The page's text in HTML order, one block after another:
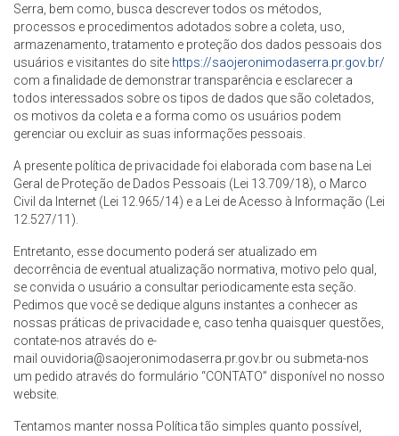
Serra, bem como, busca descrever todos os métodos,
processos e procedimentos adotados sobre a coleta, uso,
armazenamento, tratamento e proteção dos dados pessoais dos
usuários e visitantes do site https://saojeronimodaserra.pr.gov.br/
com a finalidade de demonstrar transparência e esclarecer a
todos interessados sobre os tipos de dados que são coletados,
os motivos da coleta e a forma como os usuários podem
gerenciar ou excluir as suas informações pessoais.
A presente política de privacidade foi elaborada com base na Lei
Geral de Proteção de Dados Pessoais (Lei 13.709/18), o Marco
Civil da Internet (Lei 12.965/14) e a Lei de Acesso à Informação (Lei
12.527/11).
Entretanto, esse documento poderá ser atualizado em
decorrência de eventual atualização normativa, motivo pelo qual,
se convida o usuário a consultar periodicamente esta seção.
Pedimos que você se dedique alguns instantes a conhecer as
nossas práticas de privacidade e, caso tenha quaisquer questões,
contate-nos através do e-
mail ouvidoria@saojeronimodaserra.pr.gov.br ou submeta-nos
um pedido através do formulário “CONTATO” disponível no nosso
website.
Tentamos manter nossa Política tão simples quanto possível,